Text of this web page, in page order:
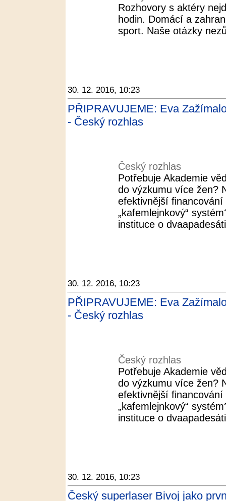
Rozhovory s aktéry
hodin. Domácí a
sport. Naše otázky
30. 12. 2016, 10:23
PŘIPRAVUJEME: Eva
- Český rozhlas
Český rozhlas
Potřebuje Akademie
do výzkumu více žen?
efektivnější
„kafemlejnkový“
instituce o
30. 12. 2016, 10:23
PŘIPRAVUJEME: Eva
- Český rozhlas
Český rozhlas
Potřebuje Akademie
do výzkumu více žen?
efektivnější
„kafemlejnkový“
instituce o
30. 12. 2016, 10:23
Český superlaser Bivoj jako